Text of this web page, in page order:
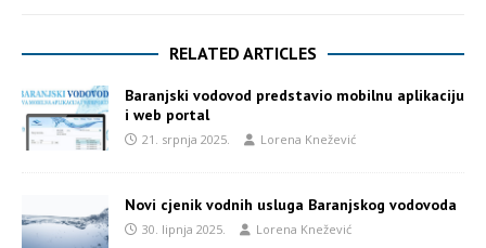
RELATED ARTICLES
Baranjski vodovod predstavio mobilnu aplikaciju
i web portal
21. srpnja 2025. Lorena Knežević
Novi cjenik vodnih usluga Baranjskog vodovoda
30. lipnja 2025. Lorena Knežević